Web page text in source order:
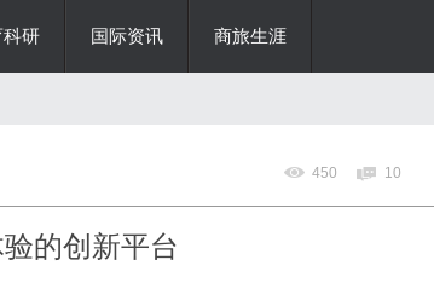
科研 国际资讯 商旅生涯
450 10
的创新平台